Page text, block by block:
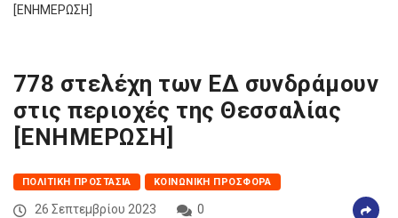
[ΕΝΗΜΕΡΩΣΗ]
778 στελέχη των ΕΔ συνδράμουν
στις περιοχές της Θεσσαλίας
[ΕΝΗΜΕΡΩΣΗ]
ΠΟΛΙΤΙΚΉ ΠΡΟΣΤΑΣΊΑ ΚΟΙΝΩΝΙΚΉ ΠΡΟΣΦΟΡΆ
26 Σεπτεμβρίου 2023 0